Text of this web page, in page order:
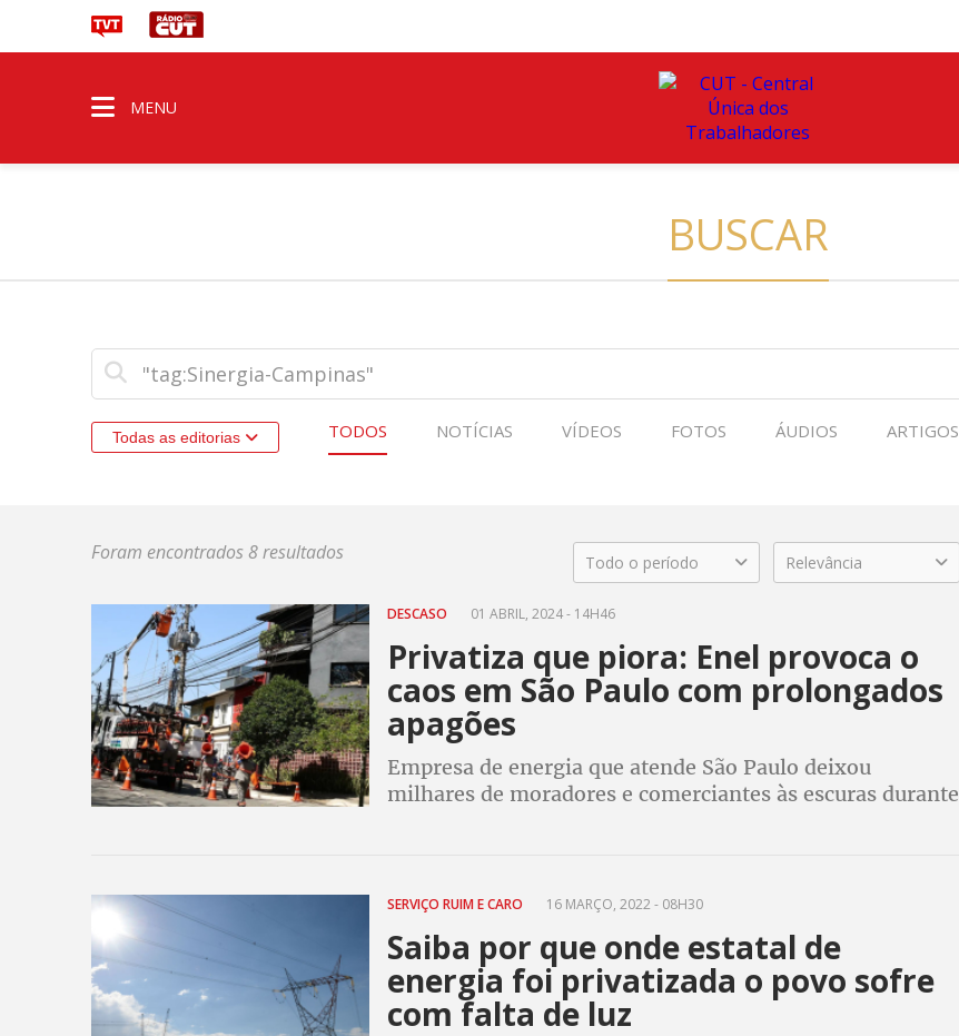
MENU
BUSCAR
Todas as editorias TODOS NOTÍCIAS VÍDEOS FOTOS ÁUDIOS ARTIGOS
Foram encontrados 8 resultados Todo o período Relevância
DESCASO 01 ABRIL, 2024 - 14H46
Privatiza que piora: Enel provoca o
caos em São Paulo com prolongados
apagões
Empresa de energia que atende São Paulo deixou
milhares de moradores e comerciantes às escuras durante
SERVIÇO RUIM E CARO 16 MARÇO, 2022 - 08H30
Saiba por que onde estatal de
energia foi privatizada o povo sofre
com falta de luz